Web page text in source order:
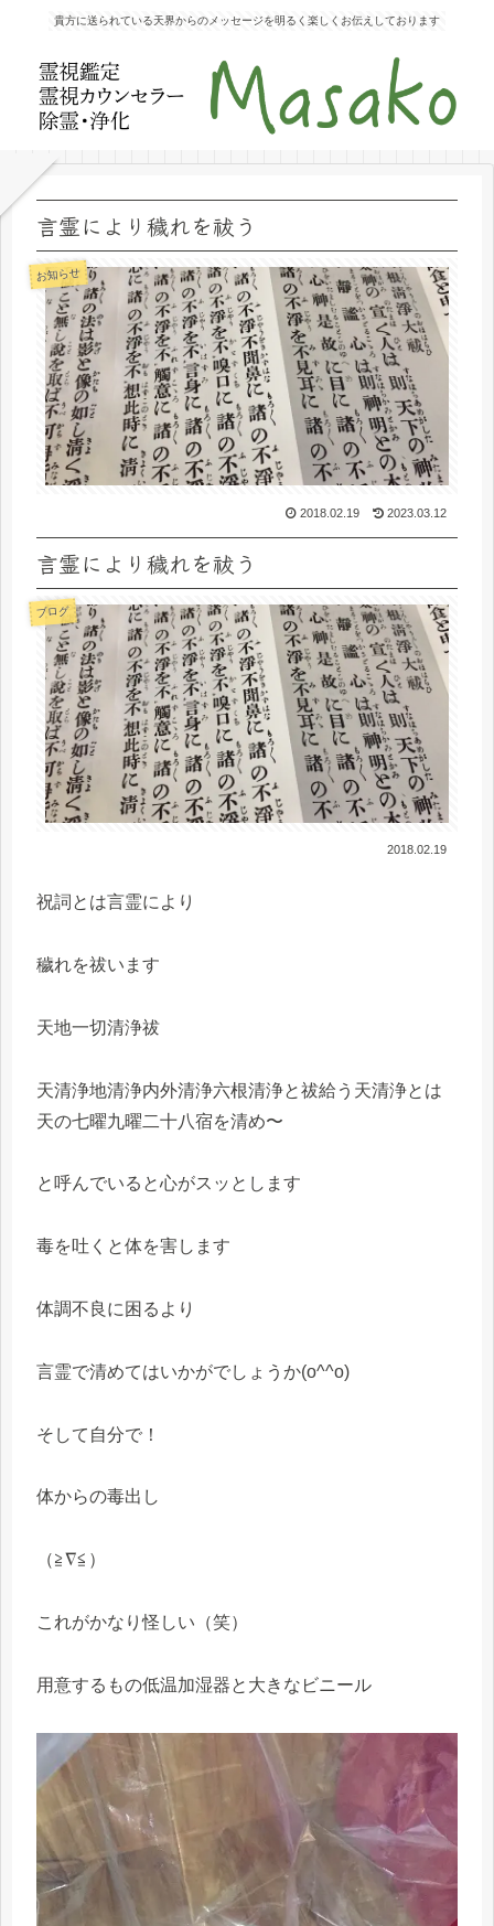
貴方に送られている天界からのメッセージを明るく楽しくお伝えしております
言霊により穢れを祓う
お知らせ
2018.02.19 2023.03.12
言霊により穢れを祓う
ブログ
2018.02.19
祝詞とは言霊により
穢れを祓います
天地一切清浄祓
天清浄地清浄内外清浄六根清浄と祓給う天清浄とは
天の七曜九曜二十八宿を清め〜
と呼んでいると心がスッとします
毒を吐くと体を害します
体調不良に困るより
言霊で清めてはいかがでしょうか(o^^o)
そして自分で！
体からの毒出し
（≧∇≦）
これがかなり怪しい（笑）
用意するもの低温加湿器と大きなビニール